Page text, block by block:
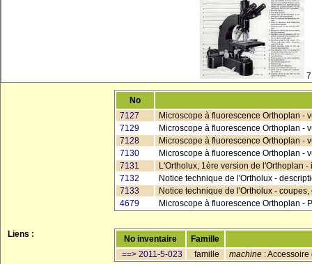
No
7127
Microscope à fluorescence Orthoplan -
7129
Microscope à fluorescence Orthoplan -
7128
Microscope à fluorescence Orthoplan -
7130
Microscope à fluorescence Orthoplan -
7131
L'Ortholux, 1ère version de l'Orthoplan
7132
Notice technique de l'Ortholux -
7133
Notice technique de l'Ortholux -
4679
Microscope à fluorescence Orthoplan -
Liens : No inventaire
Famille
==> 2011-5-023
famille machine :